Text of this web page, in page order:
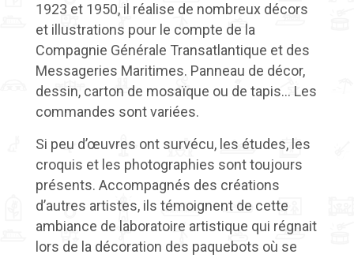
1923 et 1950, il réalise de nombreux décors
et illustrations pour le compte de la
Compagnie Générale Transatlantique et des
Messageries Maritimes. Panneau de décor,
dessin, carton de mosaïque ou de tapis… Les
commandes sont variées.
Si peu d’œuvres ont survécu, les études, les
croquis et les photographies sont toujours
présents. Accompagnés des créations
d’autres artistes, ils témoignent de cette
ambiance de laboratoire artistique qui régnait
lors de la décoration des paquebots où se